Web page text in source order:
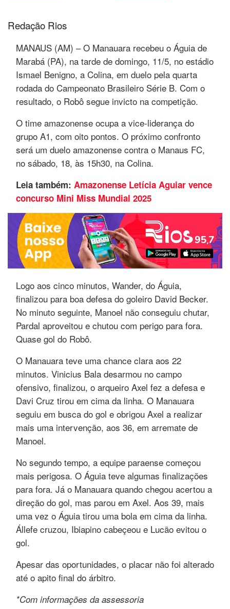
Redação Rios
MANAUS (AM) – O Manauara recebeu o Águia de
Marabá (PA), na tarde de domingo, 11/5, no estádio
Ismael Benigno, a Colina, em duelo pela quarta
rodada do Campeonato Brasileiro Série B. Com o
resultado, o Robô segue invicto na competição.
O time amazonense ocupa a vice-liderança do
grupo A1, com oito pontos. O próximo confronto
será um duelo amazonense contra o Manaus FC,
no sábado, 18, às 15h30, na Colina.
Leia também: Amazonense Letícia Aguiar vence
concurso Mini Miss Mundial 2025
Logo aos cinco minutos, Wander, do Águia,
finalizou para boa defesa do goleiro David Becker.
No minuto seguinte, Manoel não conseguiu chutar,
Pardal aproveitou e chutou com perigo para fora.
Quase gol do Robô.
O Manauara teve uma chance clara aos 22
minutos. Vinicius Bala desarmou no campo
ofensivo, finalizou, o arqueiro Axel fez a defesa e
Davi Cruz tirou em cima da linha. O Manauara
seguiu em busca do gol e obrigou Axel a realizar
mais uma intervenção, aos 36, em arremate de
Manoel.
No segundo tempo, a equipe paraense começou
mais perigosa. O Águia teve algumas finalizações
para fora. Já o Manauara quando chegou acertou a
direção do gol, mas parou em Axel. Aos 39, mais
uma vez o Águia tirou uma bola em cima da linha.
Állefe cruzou, Ibiapino cabeçeou e Lucão evitou o
gol.
Apesar das oportunidades, o placar não foi alterado
até o apito final do árbitro.
*Com informações da assessoria